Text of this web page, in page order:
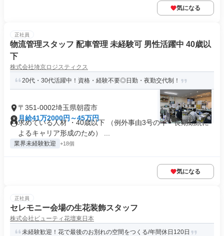
気になる
正社員
物流管理スタッフ 配車管理 未経験可 男性活躍中 40歳以
下
株式会社埼京ロジスティクス
20代・30代活躍中！資格・経験不要◎日勤・夜勤交代制！
〒351-0002埼玉県朝霞市
月給41万2000円～45万円
求めている人材 ・40歳以下 （例外事由3号のイ・長期勤続に
よるキャリア形成のため） ...
業界未経験歓迎 +18個
気になる
正社員
セレモニー会場の生花装飾スタッフ
株式会社ビューティ花壇東日本
未経験歓迎！花で最後のお別れの空間をつくる/年間休日120日